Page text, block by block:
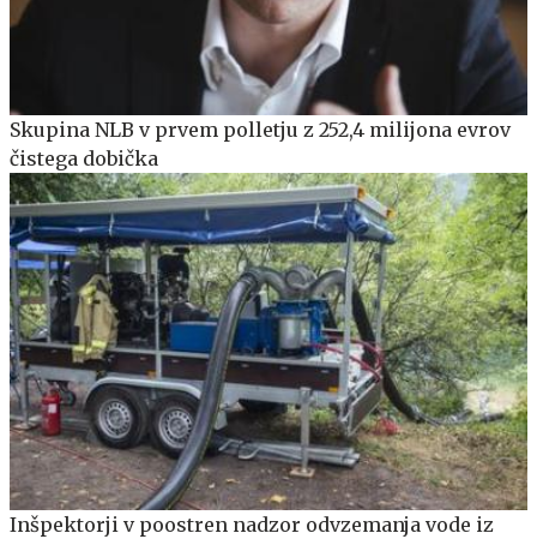
Skupina NLB v prvem polletju z 252,4 milijona evrov
čistega dobička
Inšpektorji v poostren nadzor odvzemanja vode iz